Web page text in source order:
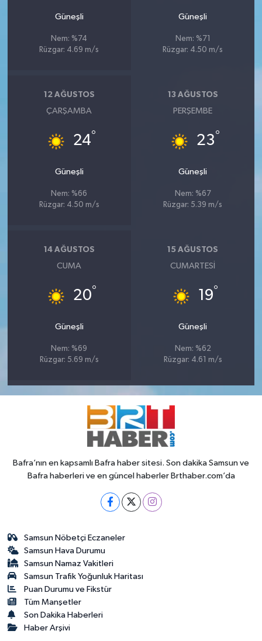
Güneşli
Nem: %74
Rüzgar: 4.69 m/s
Güneşli
Nem: %71
Rüzgar: 4.50 m/s
12 AĞUSTOS
ÇARŞAMBA
24°
Güneşli
Nem: %66
Rüzgar: 4.50 m/s
13 AĞUSTOS
PERŞEMBE
23°
Güneşli
Nem: %67
Rüzgar: 5.39 m/s
14 AĞUSTOS
CUMA
20°
Güneşli
Nem: %69
Rüzgar: 5.69 m/s
15 AĞUSTOS
CUMARTESI
19°
Güneşli
Nem: %62
Rüzgar: 4.61 m/s
Bafra’nın en kapsamlı Bafra haber sitesi. Son dakika Samsun ve
Bafra haberleri ve en güncel haberler Brthaber.com’da
Samsun Nöbetçi Eczaneler
Samsun Hava Durumu
Samsun Namaz Vakitleri
Samsun Trafik Yoğunluk Haritası
Puan Durumu ve Fikstür
Tüm Manşetler
Son Dakika Haberleri
Haber Arşivi